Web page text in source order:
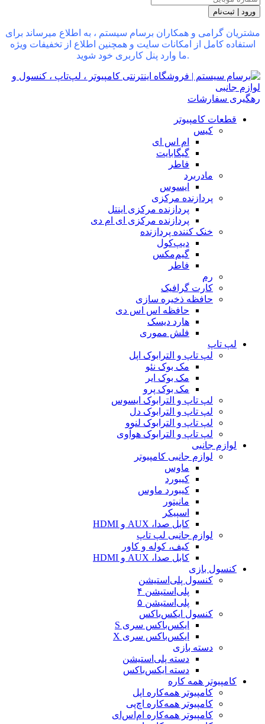
ورود | ثبت‌نام
مشتریان گرامی و همکاران برسام سیستم ، به اطلاع میرساند برای
استفاده کامل از امکانات سایت و همچنین اطلاع از تخفیفات ویژه
ما وارد پنل کاربری خود شوید.
رهگیری سفارشات
قطعات کامپیوتر
کیس
ام اس ای
گیگابایت
فاطر
مادربرد
ایسوس
پردازنده مرکزی
پردازنده مرکزی اینتل
پردازنده مرکزی ای ام دی
خنک کننده پردازنده
دیپ‌کول
گیم‌مکس
فاطر
رم
کارت گرافیک
حافظه ذخیره سازی
حافظه اس اس دی
هارد دیسک
فلش مموری
لپ تاپ
لپ تاپ و الترابوک اپل
مک بوک نئو
مک بوک ایر
مک بوک پرو
لپ تاپ و الترابوک ایسوس
لپ تاپ و الترابوک دل
لپ تاپ و الترابوک لنوو
لپ تاپ و الترابوک هوآوی
لوازم جانبی
لوازم جانبی کامپیوتر
ماوس
کیبورد
کیبورد ماوس
مانیتور
اسپیکر
کابل صدا، AUX و HDMI
لوازم جانبی لپ تاپ
کیف، کوله و کاور
کابل صدا، AUX و HDMI
کنسول بازی
کنسول پلی‌استیشن
پلی‌استیشن ۴
پلی‌استیشن ۵
کنسول ایکس‌باکس
ایکس‌باکس سری S
ایکس‌باکس سری X
دسته بازی
دسته پلی‌استیشن
دسته ایکس‌باکس
کامپیوتر همه کاره
کامپیوتر همه‌کاره اپل
کامپیوتر همه‌کاره اچ‌پی
کامپیوتر همه‌کاره ام‌اس‌ای